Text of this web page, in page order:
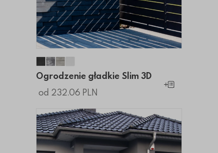
Ogrodzenie gładkie Slim 3D
Ogrodzenie gładkie Slim 3D
Ogrodzenie gładkie Slim 3D
Ogrodzenie gładkie Slim 3D
od 232.06 PLN
Dodaj do